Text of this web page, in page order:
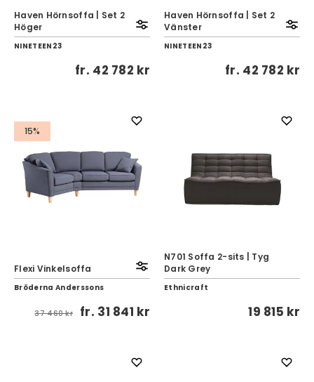
Haven Hörnsoffa | Set 2
Höger
NINETEEN23
fr. 42 782 kr
Haven Hörnsoffa | Set 2
Vänster
NINETEEN23
fr. 42 782 kr
15%
Flexi Vinkelsoffa
Bröderna Anderssons
37 460 kr fr. 31 841 kr
N701 Soffa 2-sits | Tyg
Dark Grey
Ethnicraft
19 815 kr